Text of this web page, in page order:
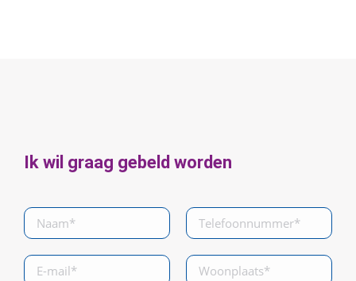
Ik wil graag gebeld worden